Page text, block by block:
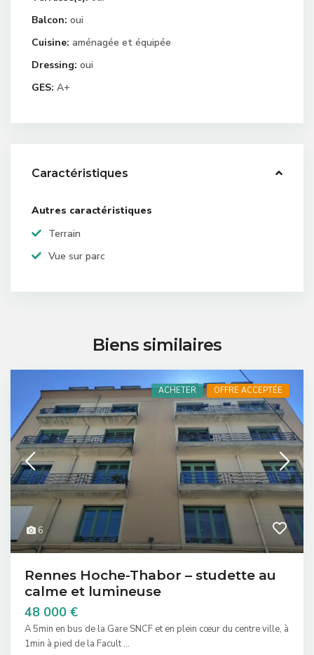
Balcon: oui
Cuisine: aménagée et équipée
Dressing: oui
GES: A+
Caractéristiques
Autres caractéristiques
Terrain
Vue sur parc
Biens similaires
6
ACHETER OFFRE ACCEPTÉE
Rennes Hoche-Thabor – studette au
calme et lumineuse
48 000 €
A 5min en bus de la Gare SNCF et en plein cœur du centre ville, à
1min à pied de la Facult ...